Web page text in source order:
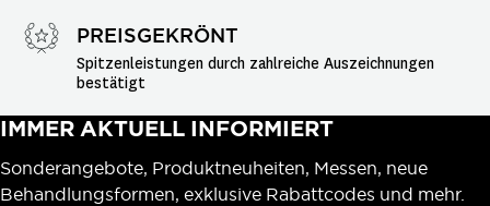
PREISGEKRÖNT
Spitzenleistungen durch zahlreiche Auszeichnungen
bestätigt
IMMER AKTUELL INFORMIERT
Sonderangebote, Produktneuheiten, Messen, neue
Behandlungsformen, exklusive Rabattcodes und mehr.